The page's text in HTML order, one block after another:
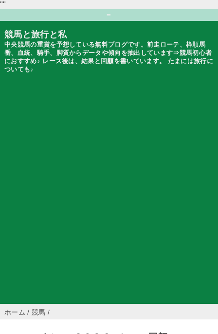
""
=
競馬と旅行と私
中央競馬の重賞を予想している無料ブログです。前走ローテ、枠順馬
番、血統、騎手、脚質からデータや傾向を抽出しています⇒競馬初心者
におすすめ♪ レース後は、結果と回顧を書いています。 たまには旅行に
ついても♪
ホーム / 競馬 /